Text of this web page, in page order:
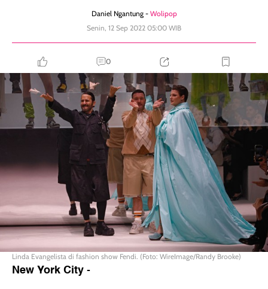
Daniel Ngantung - Wolipop
Senin, 12 Sep 2022 05:00 WIB
0
Linda Evangelista di fashion show Fendi. (Foto: WireImage/Randy Brooke)
New York City-